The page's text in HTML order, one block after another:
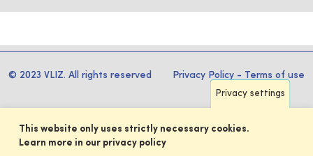
© 2023 VLIZ. All rights reserved Privacy Policy - Terms of use
Privacy settings
This website only uses strictly necessary cookies.
Learn more in our privacy policy